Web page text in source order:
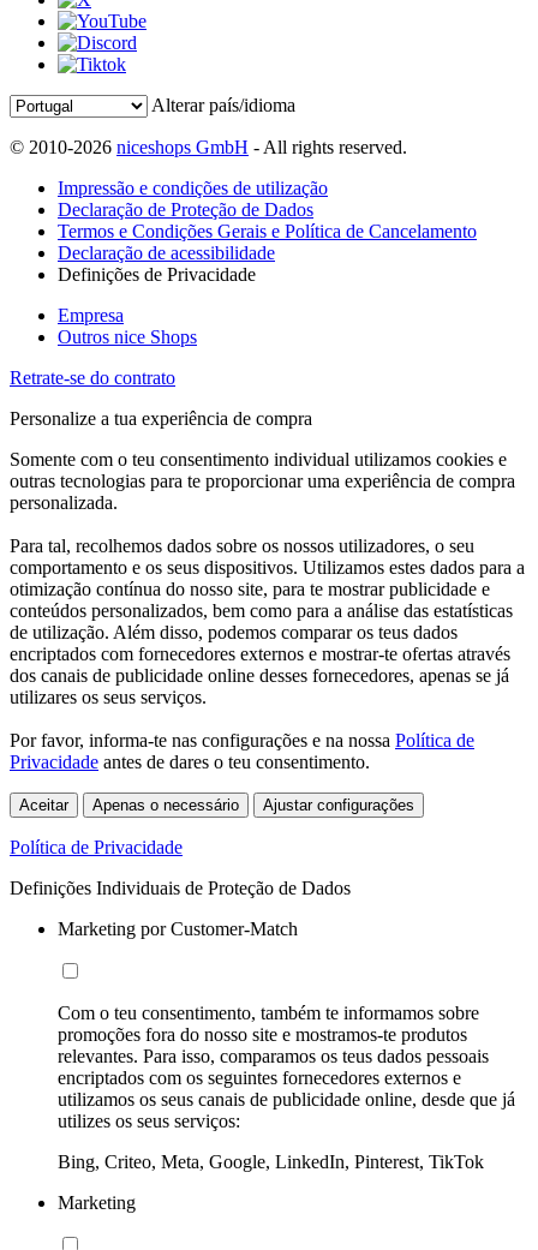
Alterar país/idioma
© 2010-2026 niceshops GmbH - All rights reserved.
Impressão e condições de utilização
Declaração de Proteção de Dados
Termos e Condições Gerais e Política de Cancelamento
Declaração de acessibilidade
Definições de Privacidade
Empresa
Outros nice Shops
Retrate-se do contrato
Personalize a tua experiência de compra
Somente com o teu consentimento individual utilizamos cookies e
outras tecnologias para te proporcionar uma experiência de compra
personalizada.
Para tal, recolhemos dados sobre os nossos utilizadores, o seu
comportamento e os seus dispositivos. Utilizamos estes dados para a
otimização contínua do nosso site, para te mostrar publicidade e
conteúdos personalizados, bem como para a análise das estatísticas
de utilização. Além disso, podemos comparar os teus dados
encriptados com fornecedores externos e mostrar-te ofertas através
dos canais de publicidade online desses fornecedores, apenas se já
utilizares os seus serviços.
Por favor, informa-te nas configurações e na nossa Política de
Privacidade antes de dares o teu consentimento.
Aceitar Apenas o necessário Ajustar configurações
Política de Privacidade
Definições Individuais de Proteção de Dados
Marketing por Customer-Match
Com o teu consentimento, também te informamos sobre
promoções fora do nosso site e mostramos-te produtos
relevantes. Para isso, comparamos os teus dados pessoais
encriptados com os seguintes fornecedores externos e
utilizamos os seus canais de publicidade online, desde que já
utilizes os seus serviços:
Bing, Criteo, Meta, Google, LinkedIn, Pinterest, TikTok
Marketing